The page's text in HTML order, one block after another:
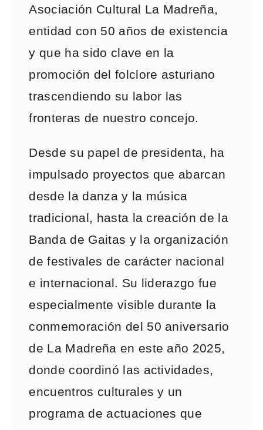
Asociación Cultural La Madreña,
entidad con 50 años de existencia
y que ha sido clave en la
promoción del folclore asturiano
trascendiendo su labor las
fronteras de nuestro concejo.
Desde su papel de presidenta, ha
impulsado proyectos que abarcan
desde la danza y la música
tradicional, hasta la creación de la
Banda de Gaitas y la organización
de festivales de carácter nacional
e internacional. Su liderazgo fue
especialmente visible durante la
conmemoración del 50 aniversario
de La Madreña en este año 2025,
donde coordinó las actividades,
encuentros culturales y un
programa de actuaciones que